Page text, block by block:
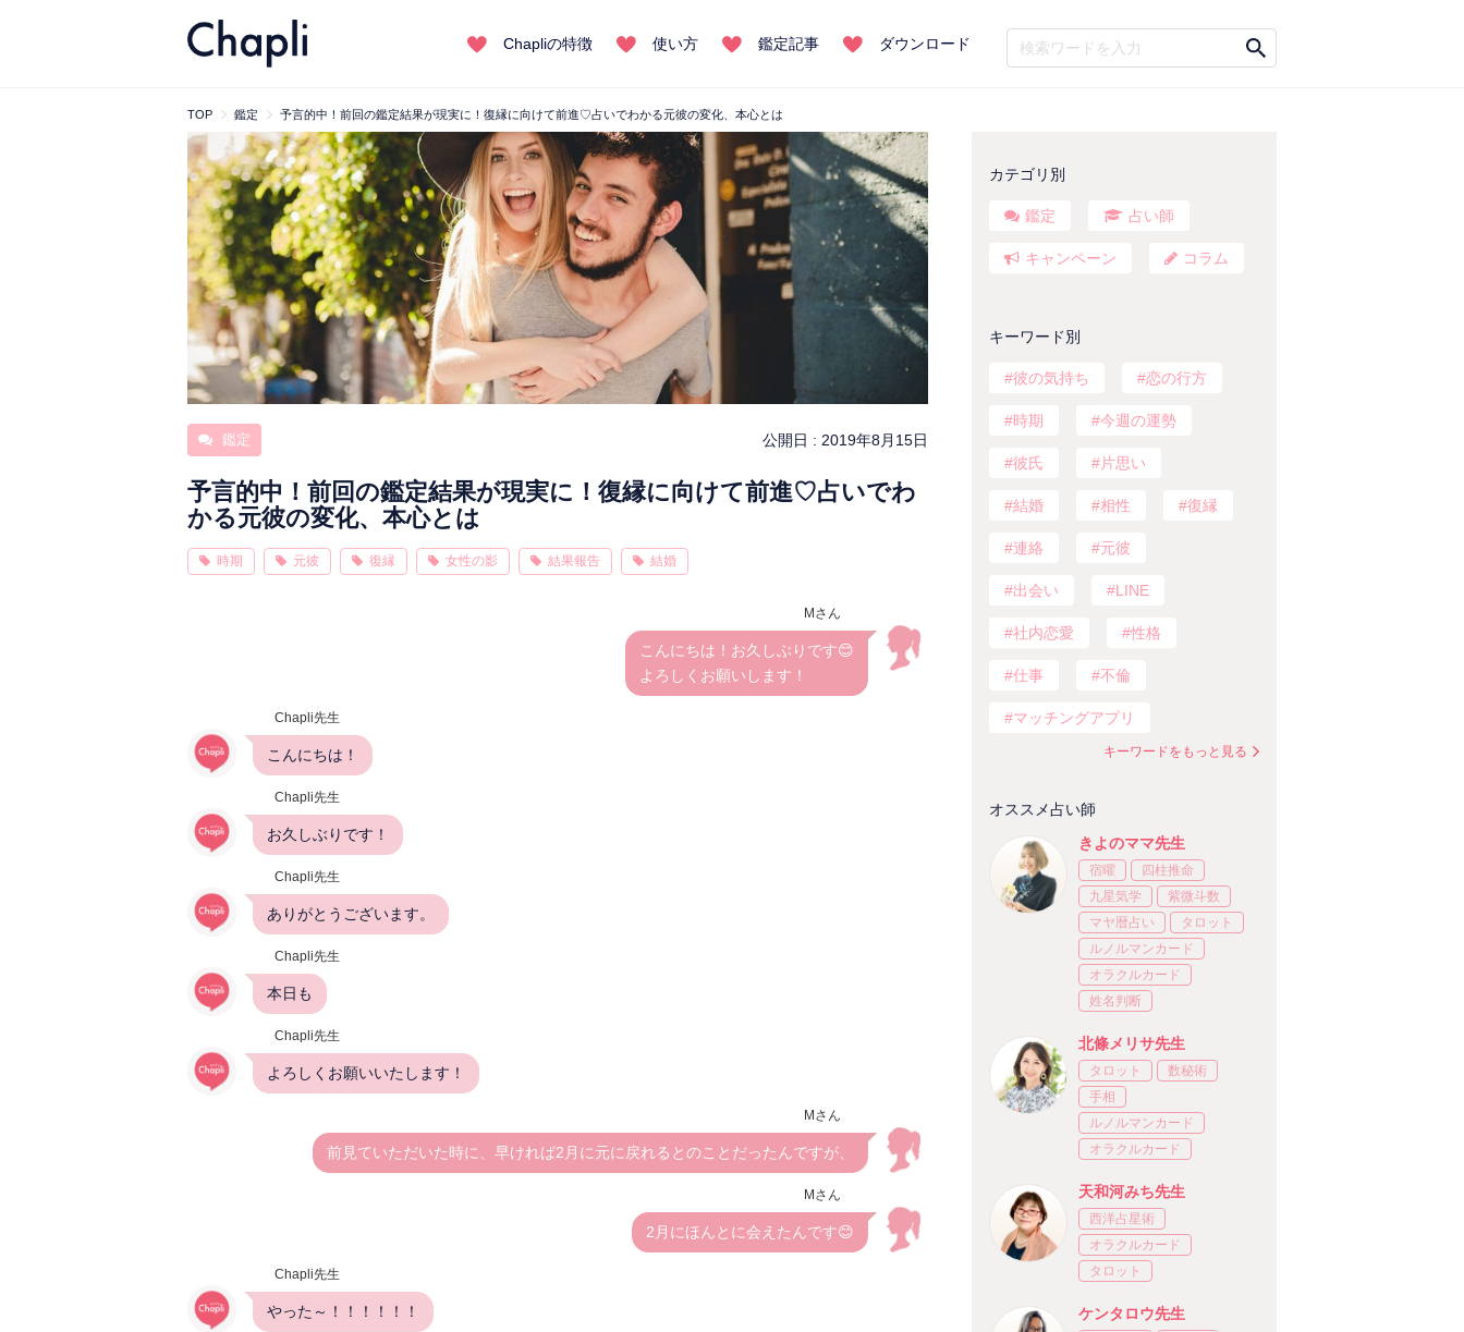
Chapliの特徴 使い方 鑑定記事 ダウンロード
TOP 鑑定 予言的中！前回の鑑定結果が現実に！復縁に向けて前進♡占いでわかる元彼の変化、本心とは
鑑定 公開日 : 2019年8月15日
予言的中！前回の鑑定結果が現実に！復縁に向けて前進♡占いでわ
かる元彼の変化、本心とは
時期 元彼 復縁 女性の影 結果報告 結婚
Mさん
こんにちは！お久しぶりです😊
よろしくお願いします！
Chapli先生
こんにちは！
Chapli先生
お久しぶりです！
Chapli先生
ありがとうございます。
Chapli先生
本日も
Chapli先生
よろしくお願いいたします！
Mさん
前見ていただいた時に、早ければ2月に元に戻れるとのことだったんですが、
Mさん
2月にほんとに会えたんです😊
Chapli先生
やった～！！！！！！
カテゴリ別
鑑定 占い師
キャンペーン コラム
キーワード別
彼の気持ち 恋の行方
時期 今週の運勢
彼氏 片思い
結婚 相性 復縁
連絡 元彼
出会い LINE
社内恋愛 性格
仕事 不倫
マッチングアプリ
キーワードをもっと見る
オススメ占い師
きよのママ先生
宿曜
四柱推命
九星気学
紫微斗数
マヤ暦占い
タロット
ルノルマンカード
オラクルカード
姓名判断
北條メリサ先生
タロット
数秘術
手相
ルノルマンカード
オラクルカード
天和河みち先生
西洋占星術
オラクルカード
タロット
ケンタロウ先生